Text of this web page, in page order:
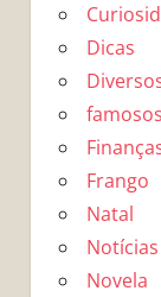
Dicas
famosos
Frango
Natal
Notícias
Novela